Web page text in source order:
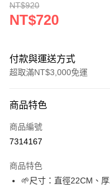
NT$920
NT$720
付款與運送方式
超取滿NT$3,000免運
信用卡一次付款
超商取貨付款
Apple Pay
商品特色
商品編號
7314167
商品特色
🌱尺寸：直徑22CM、